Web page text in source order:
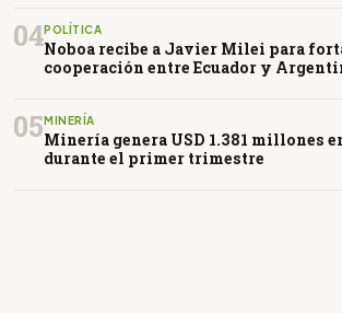
04POLÍTICA
Noboa recibe a Javier Milei para
cooperación entre Ecuador y
05 MINERÍA
Minería genera USD 1.381 millones
durante el primer trimestre